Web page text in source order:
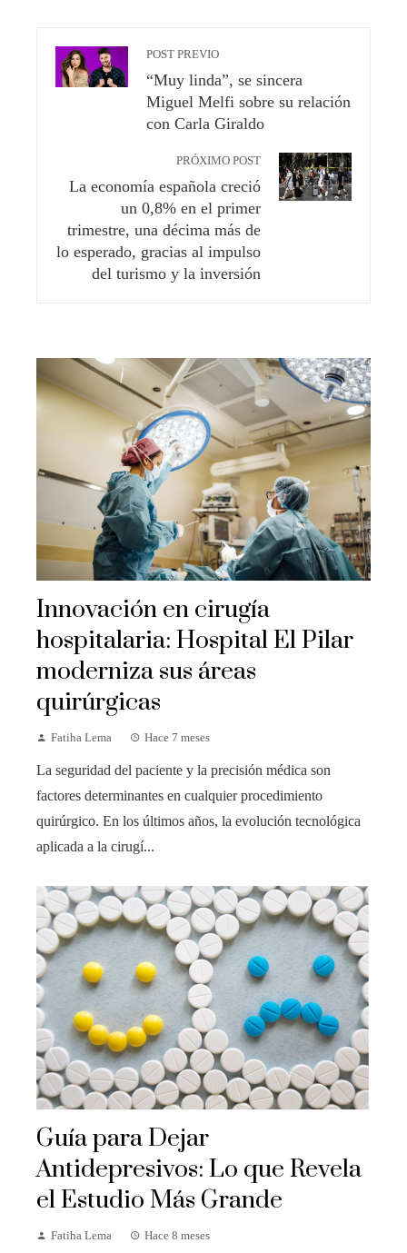
POST PREVIO
“Muy linda”, se sincera
Miguel Melfi sobre su relación
con Carla Giraldo
PRÓXIMO POST
La economía española creció
un 0,8% en el primer
trimestre, una décima más de
lo esperado, gracias al impulso
del turismo y la inversión
Innovación en cirugía
hospitalaria: Hospital El Pilar
moderniza sus áreas
quirúrgicas
Fatiha Lema Hace 7 meses
La seguridad del paciente y la precisión médica son
factores determinantes en cualquier procedimiento
quirúrgico. En los últimos años, la evolución tecnológica
aplicada a la cirugí...
Guía para Dejar
Antidepresivos: Lo que Revela
el Estudio Más Grande
Fatiha Lema Hace 8 meses